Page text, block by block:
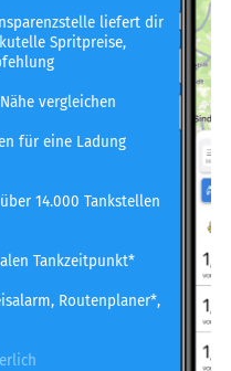
liefert dir
Spritpreise,
vergleichen
für eine Ladung
14.000 Tankstellen
Tankzeitpunkt*
Routenplaner*,